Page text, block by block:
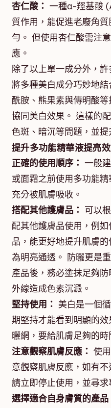
杏仁酸： 一種α-羥基酸
質作用，能促進老廢角
勻。 但使用杏仁酸需注
應。
除了以上單一成分外，
將多種美白成分巧妙地
酰胺、熊果素與傳明酸等
協同美白效果。 這樣的
色斑、暗沉等問題，並
提升多功能精華液提亮
正確的使用順序： 一般
或面霜之前使用多功能
充分被肌膚吸收。
搭配其他護膚品： 可以
配其他護膚品使用，例
品，能更好地提升肌膚
為明亮通透。 防曬更是
產品後，務必塗抹足夠
外線造成色素沉澱。
堅持使用： 美白是一個
期堅持才能看到明顯的
曬網，要給肌膚足夠的時
注意觀察肌膚反應： 使
意觀察肌膚反應，如有
請立即停止使用，並尋求
選擇適合自身膚質的產品